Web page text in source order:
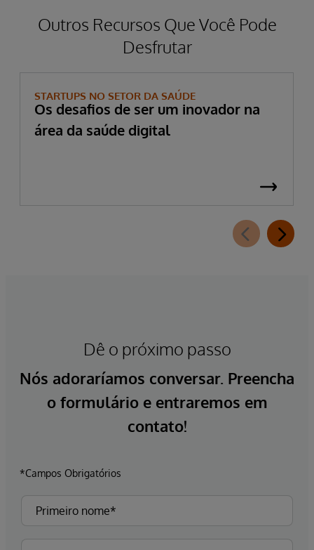
Outros Recursos Que Você Pode
Desfrutar
STARTUPS NO SETOR DA SAÚDE
Os desafios de ser um inovador na
área da saúde digital
Dê o próximo passo
Nós adoraríamos conversar. Preencha
o formulário e entraremos em
contato!
*Campos Obrigatórios